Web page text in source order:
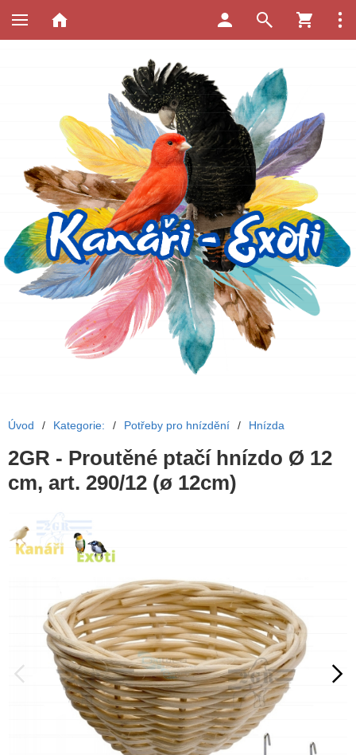
Úvod / Kategorie: / Potřeby pro hnízdění / Hnízda
2GR - Proutěné ptačí hnízdo Ø 12
cm, art. 290/12 (ø 12cm)